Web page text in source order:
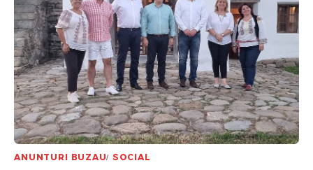
ANUNTURI BUZAU SOCIAL